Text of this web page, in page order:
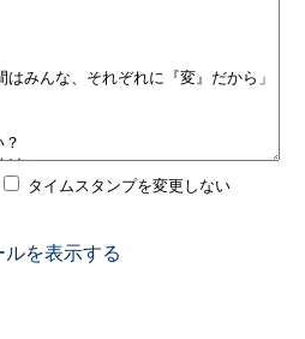
タイムスタンプを変更しない
を表示する